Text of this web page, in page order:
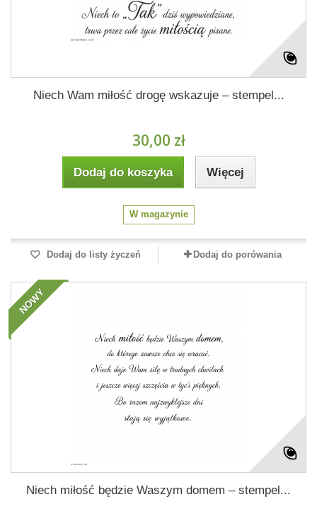
Niech Wam miłość drogę wskazuje – stempel...
30,00 zł
Dodaj do koszyka Więcej
W magazynie
Dodaj do listy życzeń Dodaj do porówania
NOWY
Niech miłość będzie Waszym domem – stempel...